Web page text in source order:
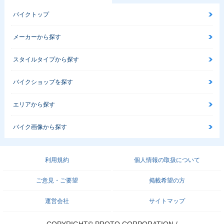
バイクトップ
メーカーから探す
スタイルタイプから探す
バイクショップを探す
エリアから探す
バイク画像から探す
利用規約 個人情報の取扱について
ご意見・ご要望 掲載希望の方
運営会社 サイトマップ